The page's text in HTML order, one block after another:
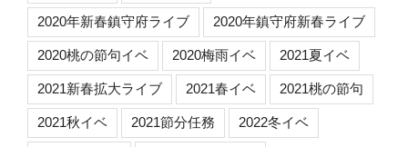
2020年新春鎮守府ライブ 2020年鎮守府新春ライブ
2020桃の節句イベ 2020梅雨イベ 2021夏イベ
2021新春拡大ライブ 2021春イベ 2021桃の節句
2021秋イベ 2021節分任務 2022冬イベ